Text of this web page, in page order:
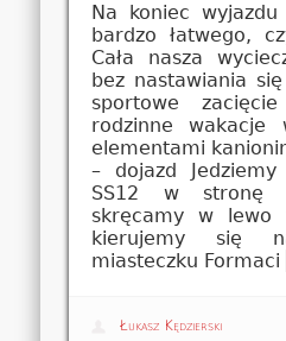
Na koniec
bardzo łatwego,
Cała nasza
bez nastawiania
sportowe
rodzinne wakacje
elementami
– dojazd
SS12 w stronę
skręcamy w
kierujemy się
miasteczku Formaci
Łukasz Kędzierski